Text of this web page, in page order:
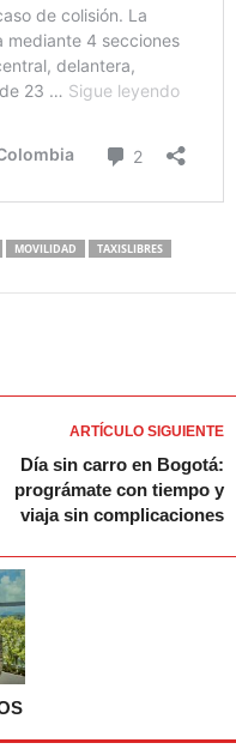
MOVILIDAD
TAXISLIBRES
ARTÍCULO SIGUIENTE
Día sin carro en Bogotá:
prográmate con tiempo y
viaja sin complicaciones